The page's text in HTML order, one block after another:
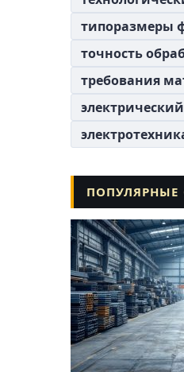
типоразмеры
точность
требования
ПОПУЛЯРНЫЕ